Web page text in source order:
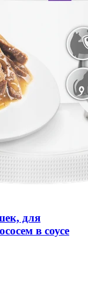
для
в соусе